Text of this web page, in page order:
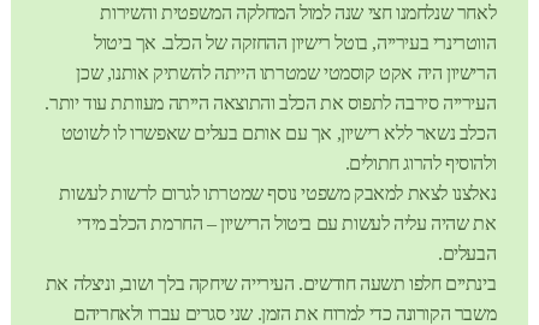
לאחר שנלחמנו חצי שנה למול המחלקה המשפטית והשירות
הווטרינרי בעירייה, בוטל רישיון ההחזקה של הכלב. אך ביטול
הרישיון היה אקט קוסמטי שמטרתו הייתה להשתיק אותנו, שכן
העירייה סירבה לתפוס את הכלב והתוצאה הייתה מעוותת עוד יותר.
הכלב נשאר ללא רישיון, אך עם אותם בעלים שאפשרו לו לשוטט
ולהוסיף להרוג חתולים.
נאלצנו לצאת למאבק משפטי נוסף שמטרתו לגרום לרשות לעשות
את שהיה עליה לעשות עם ביטול הרישיון – החרמת הכלב מידי
הבעלים.
בינתיים חלפו תשעה חודשים. העירייה שיחקה בלך ושוב, וניצלה את
משבר הקורונה כדי למרוח את הזמן. שני סגרים עברו ולאחריהם